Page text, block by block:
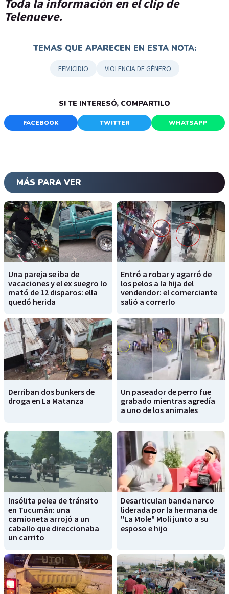
Toda la información en el clip de
Telenueve.
TEMAS QUE APARECEN EN ESTA NOTA:
FEMICIDIO VIOLENCIA DE GÉNERO
SI TE INTERESÓ, COMPARTILO
FACEBOOK TWITTER WHATSAPP
MÁS PARA VER
Una pareja se iba de
vacaciones y el ex suegro lo
mató de 12 disparos: ella
quedó herida
Entró a robar y agarró de
los pelos a la hija del
vendendor: el comerciante
salió a correrlo
Derriban dos bunkers de
droga en La Matanza
Un paseador de perro fue
grabado mientras agredía
a uno de los animales
Insólita pelea de tránsito
en Tucumán: una
camioneta arrojó a un
caballo que direccionaba
un carrito
Desarticulan banda narco
liderada por la hermana de
"La Mole" Moli junto a su
esposo e hijo